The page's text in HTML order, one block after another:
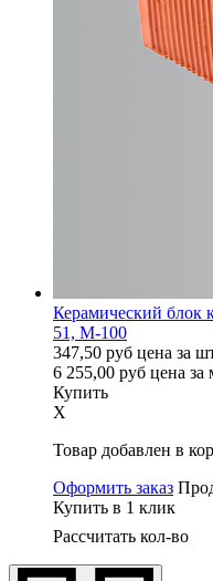
Керамический
51, М-100
347,50 руб цена за
6 255,00 руб цена за
Купить
X
Товар добавлен в
Оформить заказ
Купить в 1 клик
Рассчитать кол-во